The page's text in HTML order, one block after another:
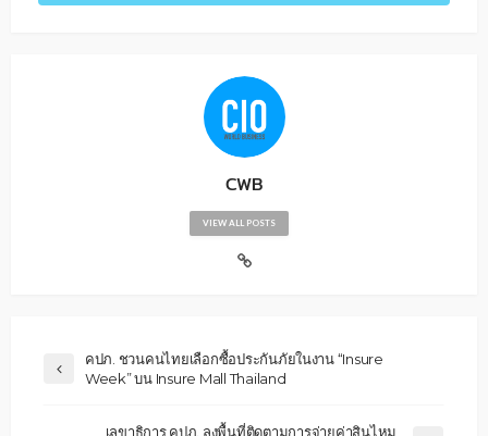
CWB
VIEW ALL POSTS
คปภ. ชวนคนไทยเลือกซื้อประกันภัยในงาน “Insure
Week” บน Insure Mall Thailand
เลขาธิการ คปภ. ลงพื้นที่ติดตามการจ่ายค่าสินไหม